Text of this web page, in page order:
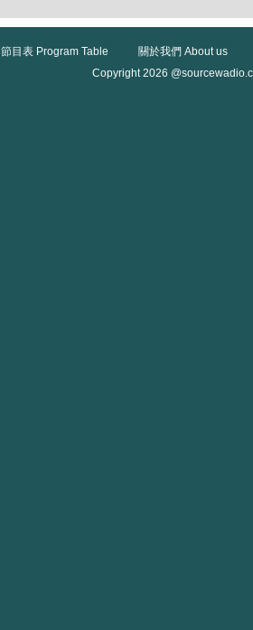
節目表 Program Table
關於我們 About us
Copyright 2026